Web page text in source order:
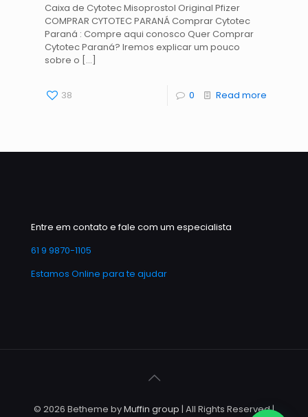
Caixa de Cytotec Misoprostol Original Pfizer
COMPRAR CYTOTEC PARANÁ Comprar Cytotec
Paraná : Compre aqui conosco Quer Comprar
Cytotec Paraná? Iremos explicar um pouco
sobre o […]
38 0 Read more
Entre em contato e fale com um especialista
61 9 9870-1105
Estamos Online para te ajudar
© 2026 Betheme byMuffin group | All Rights Reserved |